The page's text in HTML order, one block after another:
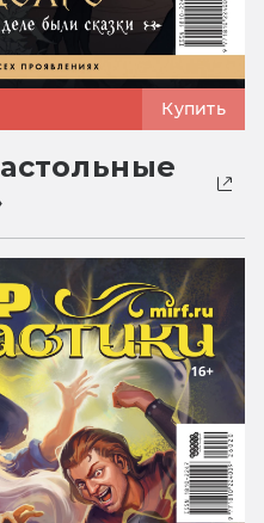
Купить